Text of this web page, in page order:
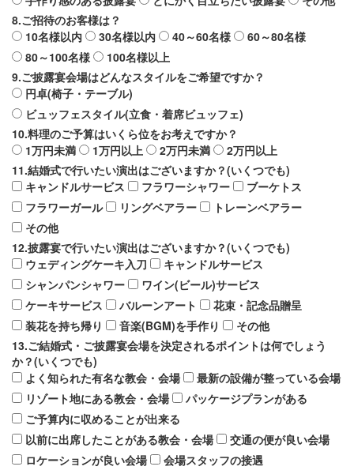
8.ご招待のお客様は？
10名様以内
30名様以内 40～60名様
60～80名様
80～100名様
100名様以上
9.ご披露宴会場はどんなスタイルをご希望ですか？
円卓(椅子・テーブル)
ビュッフェスタイル(立食・着席ビュッフェ)
10.料理のご予算はいくら位をお考えですか？
1万円未満
1万円以上 2万円未満
2万円以上
11.結婚式で行いたい演出はございますか？(いくつでも)
キャンドルサービス
フラワーシャワー
ブーケトス
フラワーガール
リングベアラー
トレーンベアラー
その他
12.披露宴で行いたい演出はございますか？(いくつでも)
ウェディングケーキ入刀
キャンドルサービス
シャンパンシャワー
ワイン(ビール)サービス
ケーキサービス
バルーンアート
花束・記念品贈呈
装花を持ち帰り
音楽(BGM)を手作り
その他
13.ご結婚式・ご披露宴会場を決定されるポイントは何でしょう
か？(いくつでも)
よく知られた有名な教会・会場
最新の設備が整っている会場
リゾート地にある教会・会場
パッケージプランがある
ご予算内に収めることが出来る
以前に出席したことがある教会・会場
交通の便が良い会場
ロケーションが良い会場
会場スタッフの接遇